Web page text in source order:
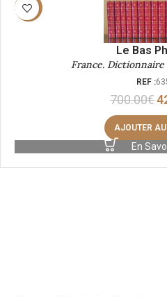
-40%
Le Bas
France.
REF :
700.00€
AJOUTER
En